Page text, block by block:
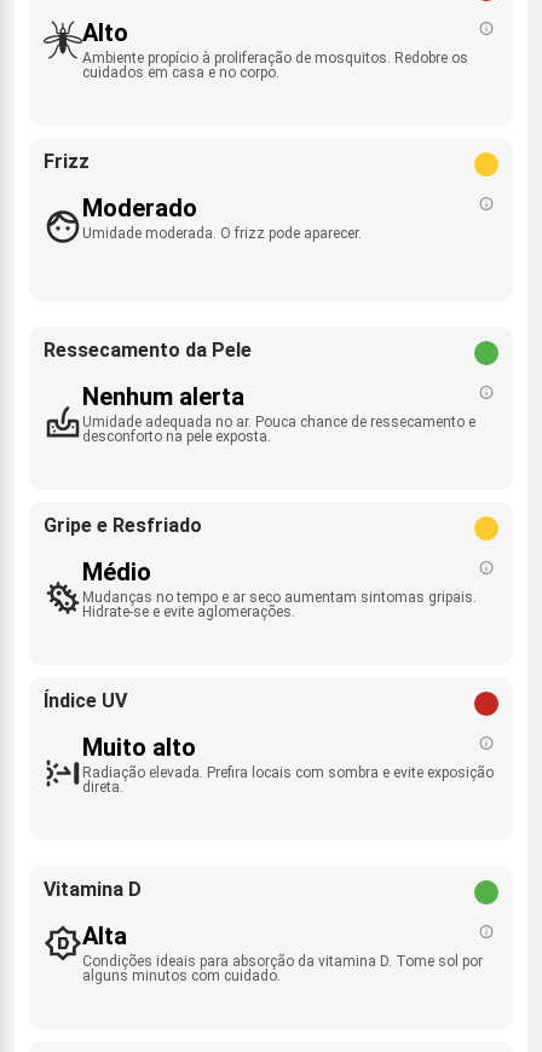
Alto
Ambiente propício à proliferação de mosquitos. Redobre os
cuidados em casa e no corpo.
Frizz
Moderado
Umidade moderada. O frizz pode aparecer.
Ressecamento da Pele
Nenhum alerta
Umidade adequada no ar. Pouca chance de ressecamento e
desconforto na pele exposta.
Gripe e Resfriado
Médio
Mudanças no tempo e ar seco aumentam sintomas gripais.
Hidrate-se e evite aglomerações.
Índice UV
Muito alto
Radiação elevada. Prefira locais com sombra e evite exposição
direta.
Vitamina D
Alta
Condições ideais para absorção da vitamina D. Tome sol por
alguns minutos com cuidado.